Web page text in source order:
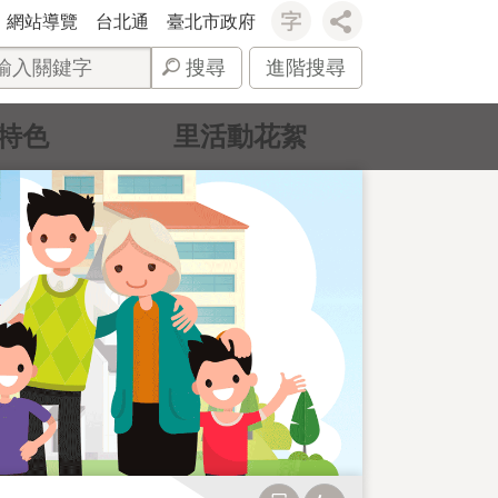
網站導覽 台北通 臺北市政府
搜尋 進階搜尋
色 里活動花絮